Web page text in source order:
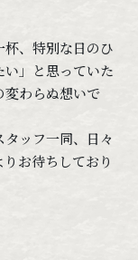
、特別な日のひ
い」と思っていた
変わらぬ想いで
ッフ一同、日々
お待ちしており